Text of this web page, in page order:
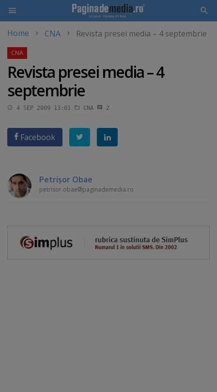
content
Home CNA Revista presei media – 4 septembrie
Revista presei media – 4
septembrie
4 SEP 2009 13:01 CNA 2
Facebook
Petrişor Obae
petrisor.obae paginademedia.ro